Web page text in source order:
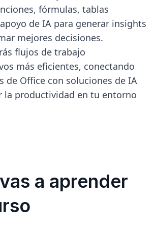
fórmulas, tablas
de IA para generar insights
mejores decisiones.
flujos de trabajo
más eficientes, conectando
de Office con soluciones de IA
la productividad en tu entorno
a aprender